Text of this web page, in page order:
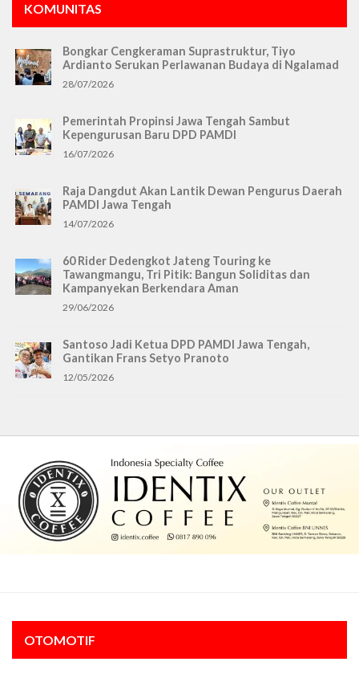
KOMUNITAS
Bongkar Cengkeraman Suprastruktur, Tiyo
Ardianto Serukan Perlawanan Budaya di Ngalamad
28/07/2026
Pemerintah Propinsi Jawa Tengah Sambut
Kepengurusan Baru DPD PAMDI
16/07/2026
Raja Dangdut Akan Lantik Dewan Pengurus Daerah
PAMDI Jawa Tengah
14/07/2026
60 Rider Dedengkot Jateng Touring ke
Tawangmangu, Tri Pitik: Bangun Soliditas dan
Kampanyekan Berkendara Aman
29/06/2026
Santoso Jadi Ketua DPD PAMDI Jawa Tengah,
Gantikan Frans Setyo Pranoto
12/05/2026
OTOMOTIF